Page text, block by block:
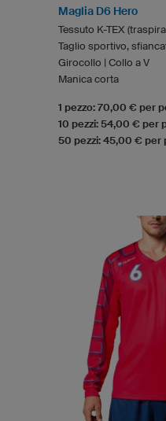
Maglia D6 Hero
Tessuto K-TEX
Taglio sportivo,
Girocollo | Collo a V
Manica corta
1 pezzo: 70,00 € per
10 pezzi: 54,00 € per
50 pezzi: 45,00 € per